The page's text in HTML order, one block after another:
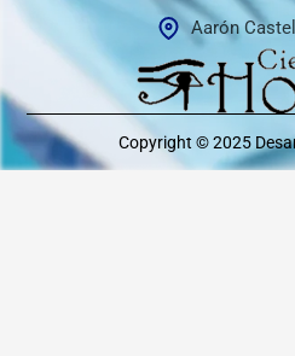
Aarón
Copyright © 2025